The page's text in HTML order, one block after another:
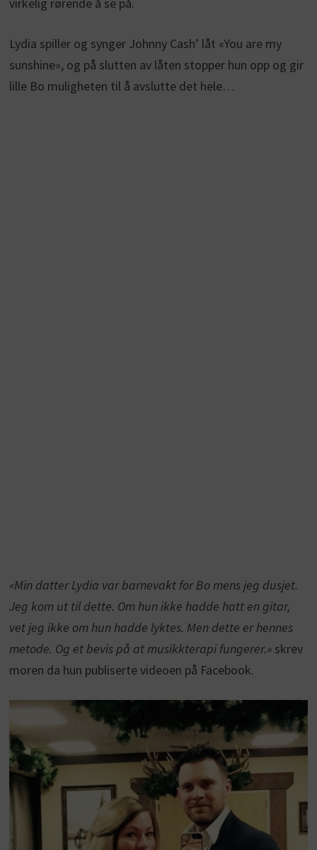
Lydia spiller og synger Johnny Cash’ låt «You are my
sunshine», og på slutten av låten stopper hun opp og gir
lille Bo muligheten til å avslutte det hele…
«Min datter Lydia var barnevakt for Bo mens jeg dusjet.
Jeg kom ut til dette. Om hun ikke hadde hatt en gitar,
vet jeg ikke om hun hadde lyktes. Men dette er hennes
metode. Og et bevis på at musikkterapi fungerer.»skrev
moren da hun publiserte videoen på Facebook.